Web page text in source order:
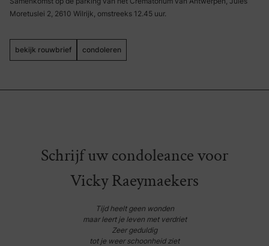
Moretuslei 2, 2610 Wilrijk, omstreeks 12.45 uur.
bekijk rouwbrief condoleren
Schrijf uw condoleance voor
Vicky Raeymaekers
Tijd heelt geen wonden
maar leert je leven met verdriet
Zeer geduldig
tot je weer schoonheid ziet